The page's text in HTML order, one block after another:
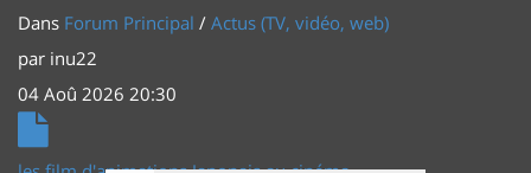
Dans Forum Principal / Actus (TV, vidéo, web)
par inu22
04 Aoû 2026 20:30